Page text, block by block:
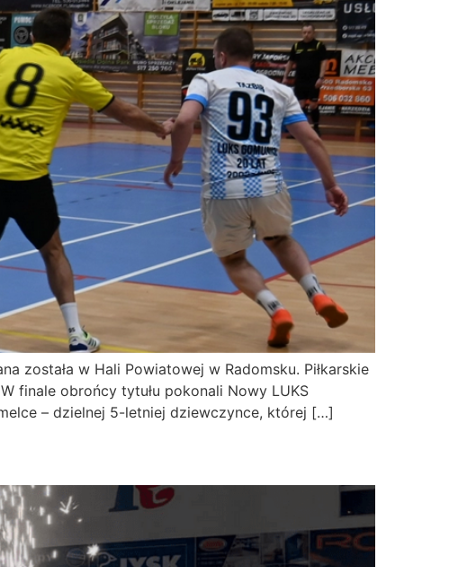
została w Hali Powiatowej w Radomsku. Piłkarskie
finale obrońcy tytułu pokonali Nowy LUKS
– dzielnej 5-letniej dziewczynce, której […]